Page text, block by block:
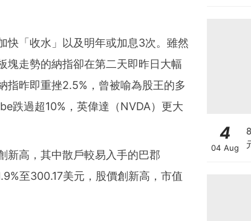
快「收水」以及明年或加息3次。雖然
塊走勢的納指卻在第二天即昨日大幅
指昨即重挫2.5%，曾被喻為股王的多
跌過超10%，英偉達（NVDA）更大
新高，其中散戶較易入手的巴郡
至300.17美元，股價創新高，市值
4
04 Aug